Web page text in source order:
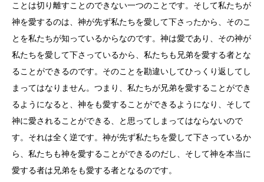
ことは切り離すことのできない一つのことです。そして私たちが
神を愛するのは、神が先ず私たちを愛して下さったから、そのこ
とを私たちが知っているからなのです。神は愛であり、その神が
私たちを愛して下さっているから、私たちも兄弟を愛する者とな
ることができるのです。そのことを勘違いしてひっくり返してし
まってはなりません。つまり、私たちが兄弟を愛することができ
るようになると、神をも愛することができるようになり、そして
神に愛されることができる、と思ってしまってはならないので
す。それは全く逆です。神が先ず私たちを愛して下さっているか
ら、私たちも神を愛することができるのだし、そして神を本当に
愛する者は兄弟をも愛する者となるのです。